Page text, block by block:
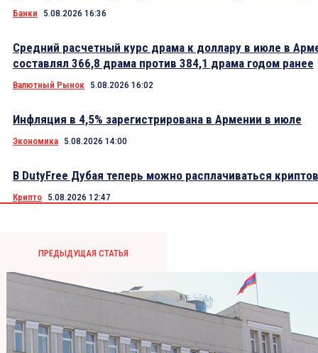
Банки 5.08.2026 16:36
Средний расчетный курс драма к доллару в июле в
составлял 366,8 драма против 384,1 драма годом ранее
Валютный Рынок 5.08.2026 16:02
Инфляция в 4,5% зарегистрирована в Армении в июле
Экономика 5.08.2026 14:00
В DutyFree Дубая теперь можно расплачиваться
Крипто 5.08.2026 12:47
ПРЕДЫДУЩАЯ СТАТЬЯ